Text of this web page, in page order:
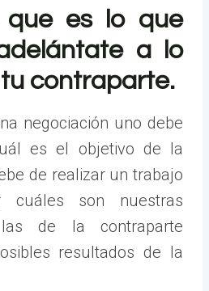
que es lo que
a lo
contraparte.
negociación uno debe
es el objetivo de la
de realizar un trabajo
cuáles son nuestras
de la contraparte
resultados de la